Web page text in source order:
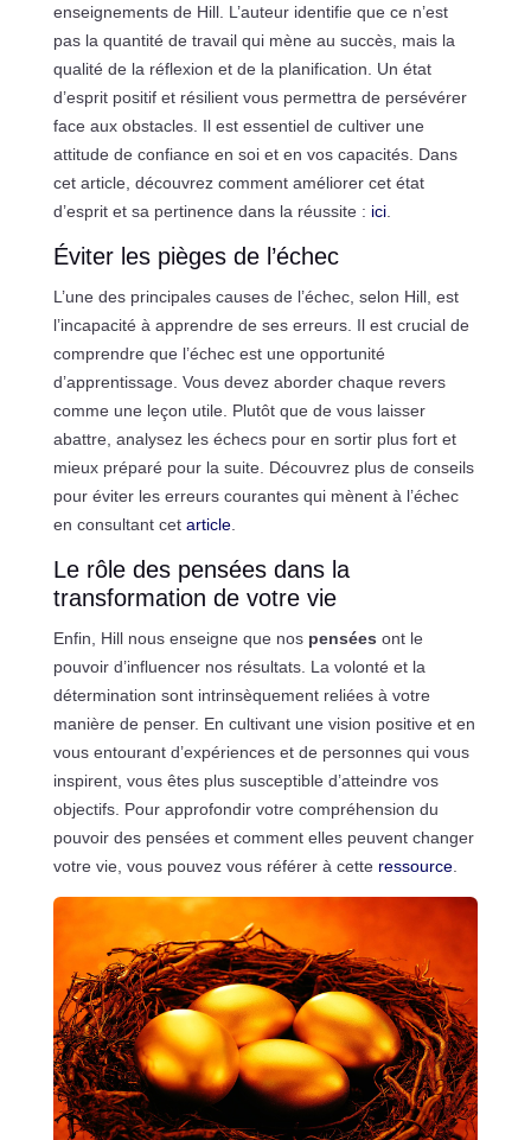
enseignements de Hill. L’auteur identifie que ce n’est
pas la quantité de travail qui mène au succès, mais la
qualité de la réflexion et de la planification. Un état
d’esprit positif et résilient vous permettra de persévérer
face aux obstacles. Il est essentiel de cultiver une
attitude de confiance en soi et en vos capacités. Dans
cet article, découvrez comment améliorer cet état
d’esprit et sa pertinence dans la réussite : ici.
Éviter les pièges de l’échec
L’une des principales causes de l’échec, selon Hill, est
l’incapacité à apprendre de ses erreurs. Il est crucial de
comprendre que l’échec est une opportunité
d’apprentissage. Vous devez aborder chaque revers
comme une leçon utile. Plutôt que de vous laisser
abattre, analysez les échecs pour en sortir plus fort et
mieux préparé pour la suite. Découvrez plus de conseils
pour éviter les erreurs courantes qui mènent à l’échec
en consultant cet article.
Le rôle des pensées dans la
transformation de votre vie
Enfin, Hill nous enseigne que nos pensées ont le
pouvoir d’influencer nos résultats. La volonté et la
détermination sont intrinsèquement reliées à votre
manière de penser. En cultivant une vision positive et en
vous entourant d’expériences et de personnes qui vous
inspirent, vous êtes plus susceptible d’atteindre vos
objectifs. Pour approfondir votre compréhension du
pouvoir des pensées et comment elles peuvent changer
votre vie, vous pouvez vous référer à cette ressource.